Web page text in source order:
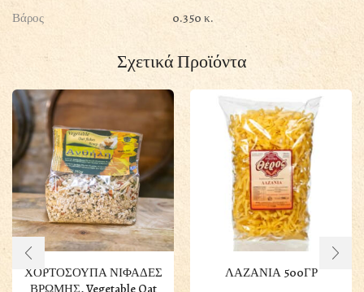
Βάρος 0.350 κ.
Σχετικά Προϊόντα
ΧΟΡΤΟΣΟΥΠΑ ΝΙΦΑΔΕΣ
ΛΑΖΑΝΙΑ 500ΓΡ